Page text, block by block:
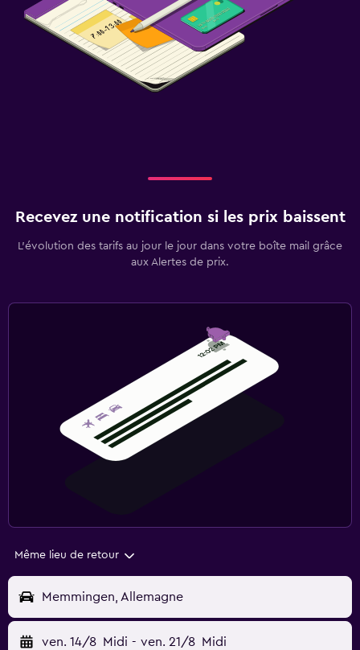
Recevez une notification si les prix baissent
L’évolution des tarifs au jour le jour dans votre boîte mail grâce
aux Alertes de prix.
Même lieu de retour
Memmingen, Allemagne
ven. 14/8 Midi - ven. 21/8 Midi